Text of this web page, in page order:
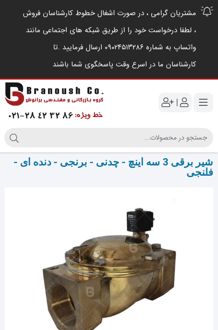
مشتریان گرامی ، در صورت اشغال خطوط کارشناسان فروش
، لطفا درخواست خود را از طریق شبکه های اجتماعی مانند
واتساپ به شماره ۰۹۰۲۴۵۱۳۲۸۶ ارسال فرمایید .‌تا
کارشناسان ما در اسرع وقت پاسخگوی شما باشند
|
شیر برقی 3 سه اینچ - چدنی - برنجی - دنده ای -
فلنجی